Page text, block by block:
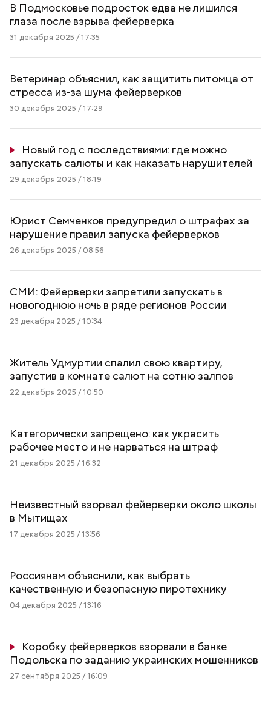
В Подмосковье подросток едва не лишился
глаза после взрыва фейерверка
31 декабря 2025 / 17:35
Ветеринар объяснил, как защитить питомца от
стресса из-за шума фейерверков
30 декабря 2025 / 17:29
Новый год с последствиями: где можно
запускать салюты и как наказать нарушителей
29 декабря 2025 / 18:19
Юрист Семченков предупредил о штрафах за
нарушение правил запуска фейерверков
26 декабря 2025 / 08:56
СМИ: Фейерверки запретили запускать в
новогоднюю ночь в ряде регионов России
23 декабря 2025 / 10:34
Житель Удмуртии спалил свою квартиру,
запустив в комнате салют на сотню залпов
22 декабря 2025 / 10:50
Категорически запрещено: как украсить
рабочее место и не нарваться на штраф
21 декабря 2025 / 16:32
Неизвестный взорвал фейерверки около школы
в Мытищах
17 декабря 2025 / 13:56
Россиянам объяснили, как выбрать
качественную и безопасную пиротехнику
04 декабря 2025 / 13:16
Коробку фейерверков взорвали в банке
Подольска по заданию украинских мошенников
27 сентября 2025 / 16:09